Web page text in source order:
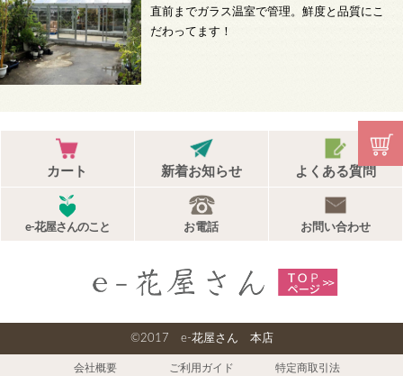
直前までガラス温室で管理。鮮度と品質にこ
だわってます！
カート 新着お知らせ よくある質問
e-花屋さんのこと お電話 お問い合わせ
©2017 e-花屋さん 本店
会社概要 ご利用ガイド 特定商取引法